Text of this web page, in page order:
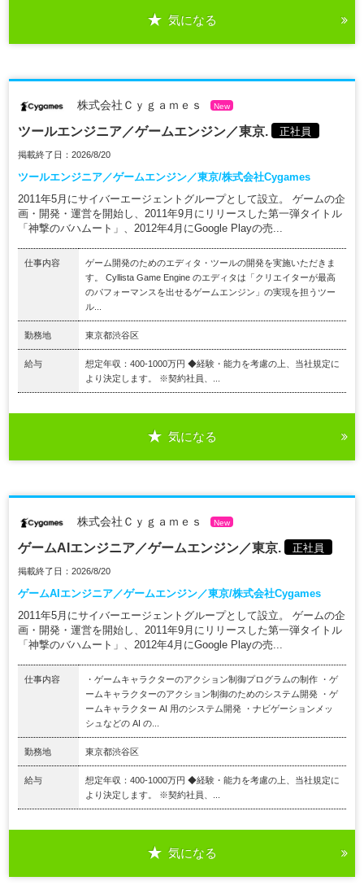
気になる
株式会社Ｃｙｇａｍｅｓ New
ツールエンジニア／ゲームエンジン／東京. 正社員
掲載終了日：2026/8/20
ツールエンジニア／ゲームエンジン／東京/株式会社Cygames
2011年5月にサイバーエージェントグループとして設立。 ゲームの企
画・開発・運営を開始し、2011年9月にリリースした第一弾タイトル
「神撃のバハムート」、2012年4月にGoogle Playの売...
仕事内容
ゲーム開発のためのエディタ・ツールの開発を実施いただきま
す。 Cyllista Game Engine のエディタは「クリエイターが最高
のパフォーマンスを出せるゲームエンジン」の実現を担うツー
ル...
勤務地 東京都渋谷区
給与
想定年収：400-1000万円 ◆経験・能力を考慮の上、当社規定に
より決定します。 ※契約社員、...
気になる
株式会社Ｃｙｇａｍｅｓ New
ゲームAIエンジニア／ゲームエンジン／東京. 正社員
掲載終了日：2026/8/20
ゲームAIエンジニア／ゲームエンジン／東京/株式会社Cygames
2011年5月にサイバーエージェントグループとして設立。 ゲームの企
画・開発・運営を開始し、2011年9月にリリースした第一弾タイトル
「神撃のバハムート」、2012年4月にGoogle Playの売...
仕事内容
・ゲームキャラクターのアクション制御プログラムの制作 ・ゲ
ームキャラクターのアクション制御のためのシステム開発 ・ゲ
ームキャラクター AI 用のシステム開発 ・ナビゲーションメッ
シュなどの AI の...
勤務地 東京都渋谷区
給与
想定年収：400-1000万円 ◆経験・能力を考慮の上、当社規定に
より決定します。 ※契約社員、...
気になる